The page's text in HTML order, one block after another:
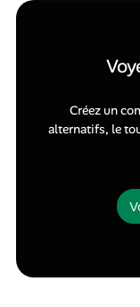
Créez un
alternatifs, le